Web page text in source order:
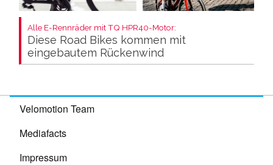
Alle E-Rennräder mit TQ HPR40-Motor:
Diese Road Bikes kommen mit
eingebautem Rückenwind
Velomotion Team
Mediafacts
Impressum